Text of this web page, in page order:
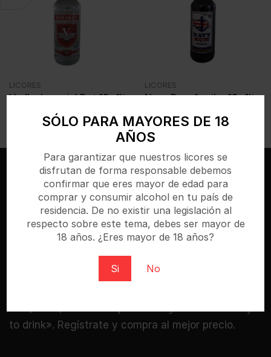
SÓLO PARA MAYORES DE 18
AÑOS
Para garantizar que nuestros licores se
disfrutan de forma responsable debemos
confirmar que eres mayor de edad para
comprar y consumir alcohol en tu país de
residencia. De no existir una legislación al
respecto sobre este tema, debes ser mayor de
18 años. ¿Eres mayor de 18 años?
Si No
LICORES
Vodka Imperial Bot.12x1lt
IVA incl.
LICORES
Navy Rum Aguilar 12x1lt
€9,89 IVA incl.
Bebidasencasa.com es una tienda online
to drink». Regístrate y compra al mejor precio.